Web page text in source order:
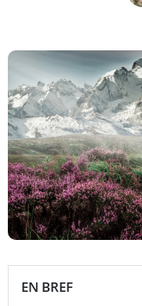
EN BREF